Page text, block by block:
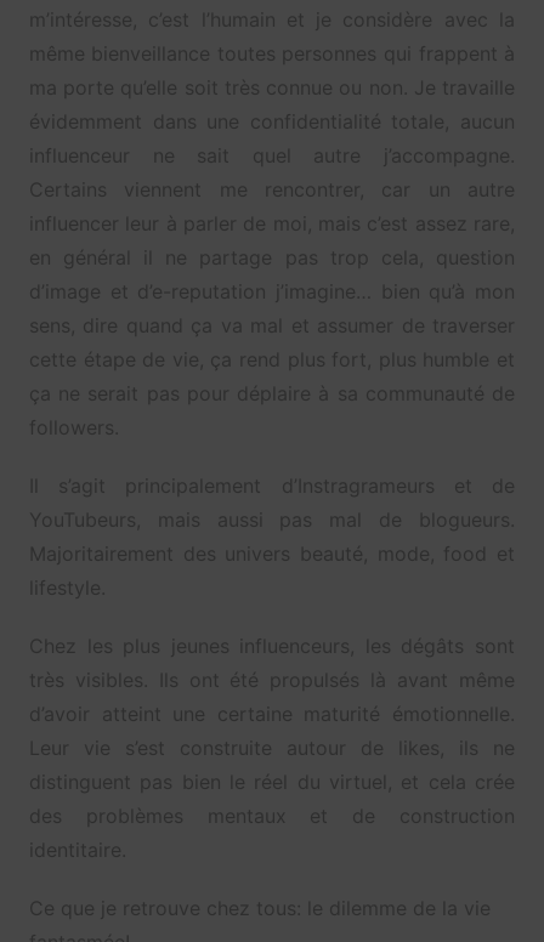
m’intéresse, c’est l’humain et je considère avec la
même bienveillance toutes personnes qui frappent à
ma porte qu’elle soit très connue ou non. Je travaille
évidemment dans une confidentialité totale, aucun
influenceur ne sait quel autre j’accompagne.
Certains viennent me rencontrer, car un autre
influencer leur à parler de moi, mais c’est assez rare,
en général il ne partage pas trop cela, question
d’image et d’e-reputation j’imagine… bien qu’à mon
sens, dire quand ça va mal et assumer de traverser
cette étape de vie, ça rend plus fort, plus humble et
ça ne serait pas pour déplaire à sa communauté de
followers.
Il s’agit principalement d’Instragrameurs et de
YouTubeurs, mais aussi pas mal de blogueurs.
Majoritairement des univers beauté, mode, food et
lifestyle.
Chez les plus jeunes influenceurs, les dégâts sont
très visibles. Ils ont été propulsés là avant même
d’avoir atteint une certaine maturité émotionnelle.
Leur vie s’est construite autour de likes, ils ne
distinguent pas bien le réel du virtuel, et cela crée
des problèmes mentaux et de construction
identitaire.
Ce que je retrouve chez tous: le dilemme de la vie